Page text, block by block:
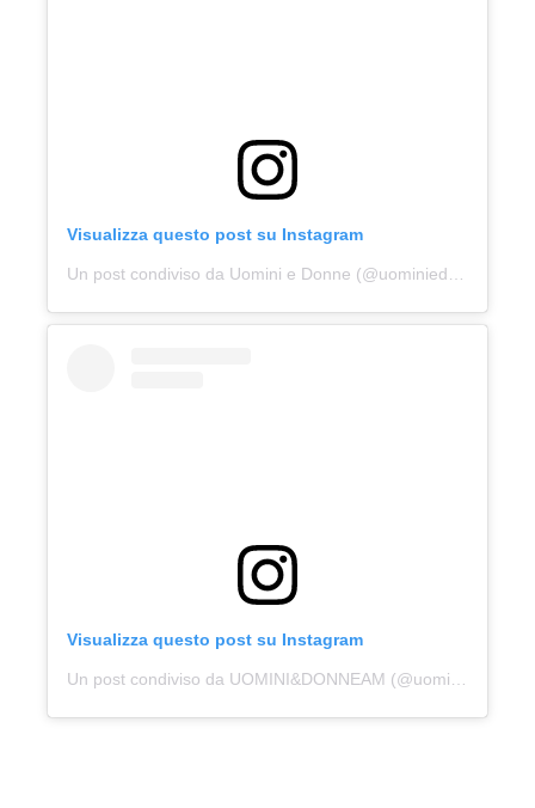
Visualizza questo post su Instagram
Un post condiviso da Uomini e Donne (@uominiedonne)
Visualizza questo post su Instagram